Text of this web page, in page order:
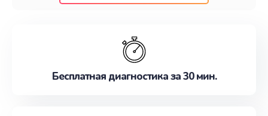
наилучшим образом. Не медлите записаться на
Бесплатная диагностика за 30 мин.